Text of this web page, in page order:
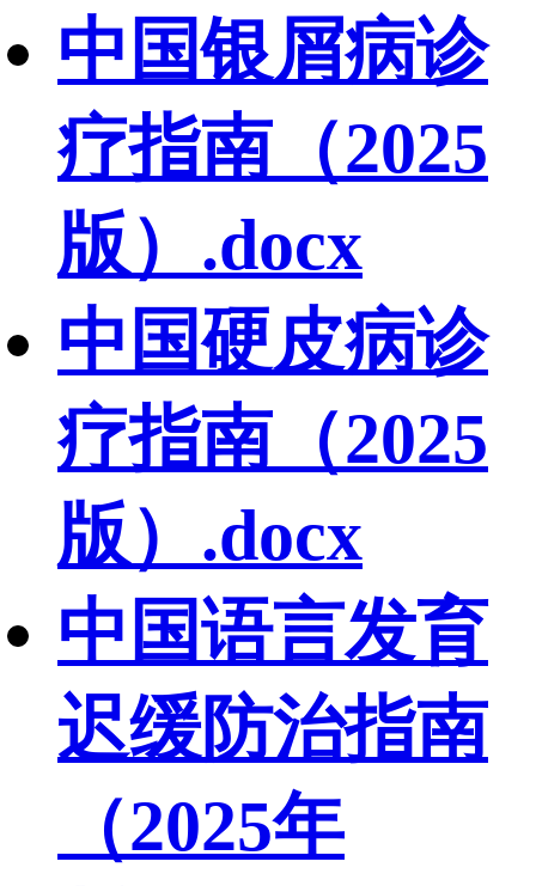
中国银屑病诊
疗指南（2025
版）.docx
中国硬皮病诊
疗指南（2025
版）.docx
中国语言发育
迟缓防治指南
（2025年